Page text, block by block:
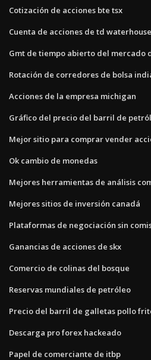
Cotización de acciones bte tsx
Cuenta de acciones de td waterhouse
Gmt de tiempo abierto del mercado
Rotación de corredores de bolsa
Acciones de la empresa michigan
Gráfico del precio del barril de
Mejor sitio para comprar vender
Ok cambio de monedas
Mejores herramientas de análisis
Mejores sitios de inversión canadá
Plataformas de negociación sin
Ganancias de acciones de skx
Comercio de colinas del bosque
Reservas mundiales de petróleo
Precio del barril de galletas pollo
Descarga pro forex hackeado
Papel de comerciante de itbp